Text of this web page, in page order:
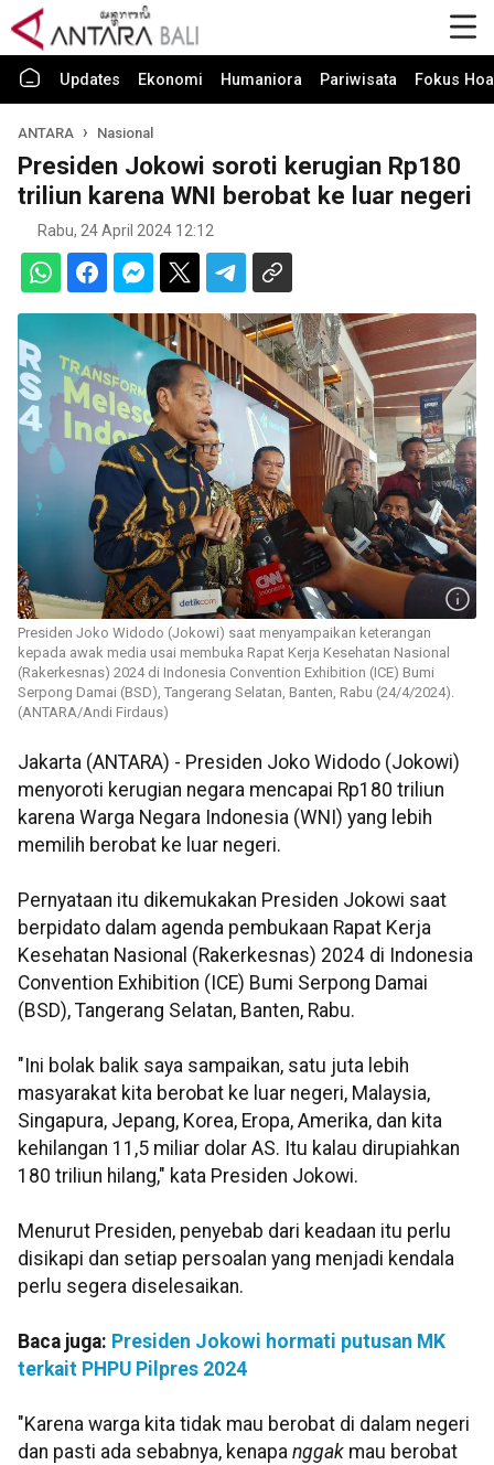
Updates Ekonomi Humaniora Pariwisata Fokus
ANTARA Nasional
Presiden Jokowi soroti kerugian Rp180
triliun karena WNI berobat ke luar negeri
Rabu, 24 April 2024 12:12
Presiden Joko Widodo (Jokowi) saat menyampaikan keterangan
kepada awak media usai membuka Rapat Kerja Kesehatan Nasional
(Rakerkesnas) 2024 di Indonesia Convention Exhibition (ICE) Bumi
Serpong Damai (BSD), Tangerang Selatan, Banten, Rabu (24/4/2024).
(ANTARA/Andi Firdaus)
Jakarta (ANTARA) - Presiden Joko Widodo (Jokowi)
menyoroti kerugian negara mencapai Rp180 triliun
karena Warga Negara Indonesia (WNI) yang lebih
memilih berobat ke luar negeri.
Pernyataan itu dikemukakan Presiden Jokowi saat
berpidato dalam agenda pembukaan Rapat Kerja
Kesehatan Nasional (Rakerkesnas) 2024 di Indonesia
Convention Exhibition (ICE) Bumi Serpong Damai
(BSD), Tangerang Selatan, Banten, Rabu.
"Ini bolak balik saya sampaikan, satu juta lebih
masyarakat kita berobat ke luar negeri, Malaysia,
Singapura, Jepang, Korea, Eropa, Amerika, dan kita
kehilangan 11,5 miliar dolar AS. Itu kalau dirupiahkan
180 triliun hilang," kata Presiden Jokowi.
Menurut Presiden, penyebab dari keadaan itu perlu
disikapi dan setiap persoalan yang menjadi kendala
perlu segera diselesaikan.
Baca juga: Presiden Jokowi hormati putusan MK
terkait PHPU Pilpres 2024
"Karena warga kita tidak mau berobat di dalam negeri
dan pasti ada sebabnya, kenapa nggak mau berobat